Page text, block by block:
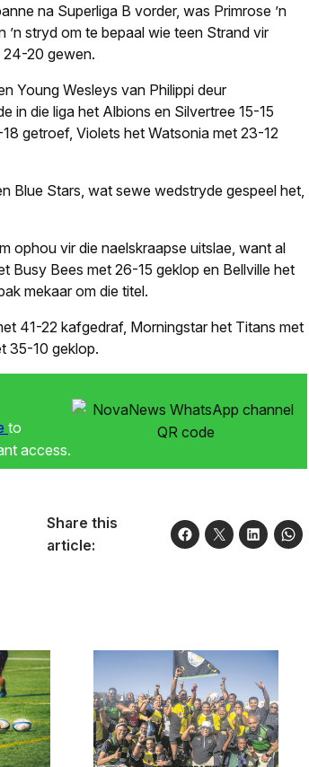
na Superliga B vorder, was Primrose ’n
stryd om te bepaal wie teen Strand vir
24-20 gewen.
Young Wesleys van Philippi deur
in die liga het Albions en Silvertree 15-15
getroef, Violets het Wat­sonia met 23-12
Blue Stars, wat sewe wedstryde gespeel het,
ophou vir die nael­skraapse uitslae, want al
Busy Bees met 26-15 geklop en Bellville het
mekaar om die titel.
41-22 kafgedraf, Mor­ningstar het Titans met
35-10 geklop.
to
access.
Share this
article: